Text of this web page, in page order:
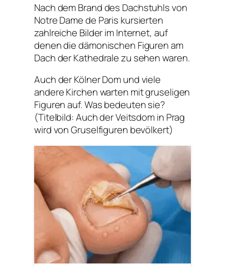
Nach dem Brand des Dachstuhls von
Notre Dame de Paris kursierten
zahlreiche Bilder im Internet, auf
denen die dämonischen Figuren am
Dach der Kathedrale zu sehen waren.
Auch der Kölner Dom und viele
andere Kirchen warten mit gruseligen
Figuren auf. Was bedeuten sie?
(Titelbild: Auch der Veitsdom in Prag
wird von Gruselfiguren bevölkert)